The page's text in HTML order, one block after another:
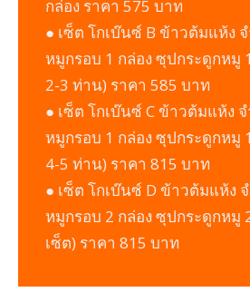
กล่อง ราคา 575 บาท
● เซ็ต โกเบ๊นซ์ B ข้าวต้มแห้ง
หมูกรอบ 1 กล่อง ซุปกระดูกหมู
2-3 ท่าน) ราคา 585 บาท
● เซ็ต โกเบ๊นซ์ C ข้าวต้มแห้ง
หมูกรอบ 1 กล่อง ซุปกระดูกหมู
4-5 ท่าน) ราคา 815 บาท
● เซ็ต โกเบ๊นซ์ D ข้าวต้มแห้ง
หมูกรอบ 2 กล่อง ซุปกระดูกหมู
เซ็ต) ราคา 815 บาท